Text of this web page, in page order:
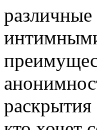
различные